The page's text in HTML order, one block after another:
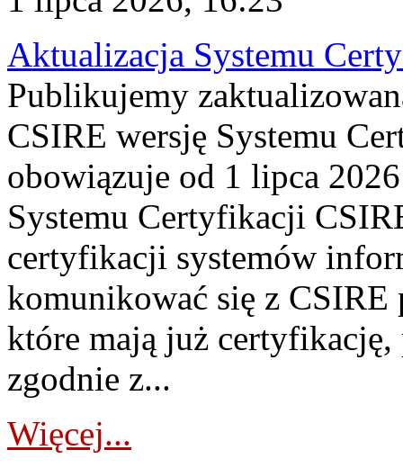
Aktualizacja Systemu
Publikujemy
CSIRE wersję Systemu
obowiązuje od 1 lipca
Systemu Certyfikacji
certyfikacji systemów
komunikować się z
które mają już
zgodnie z...
Więcej...